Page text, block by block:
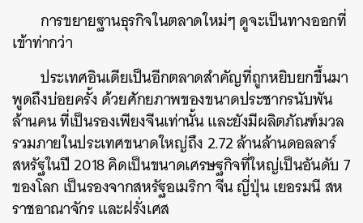
การขยายฐานธุรกิจในตลาดใหม่ๆ ดูจะเป็นทางออกที่
เข้าท่ากว่า
ประเทศอินเดียเป็นอีกตลาดสำคัญที่ถูกหยิบยกขึ้นมา
พูดถึงบ่อยครั้ง ด้วยศักยภาพของขนาดประชากรนับพัน
ล้านคน ที่เป็นรองเพียงจีนเท่านั้น และยังมีผลิตภัณฑ์มวล
รวมภายในประเทศขนาดใหญ่ถึง 2.72 ล้านล้านดอลลาร์
สหรัฐในปี 2018 คิดเป็นขนาดเศรษฐกิจที่ใหญ่เป็นอันดับ 7
ของโลก เป็นรองจากสหรัฐอเมริกา จีน ญี่ปุ่น เยอรมนี สห
ราชอาณาจักร และฝรั่งเศส